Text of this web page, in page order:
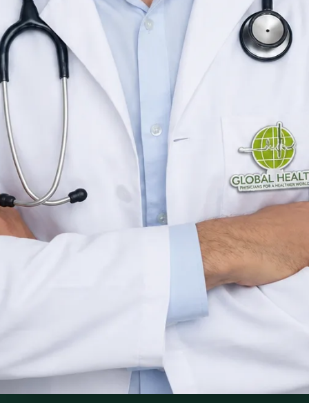
Médico Especialista — Cardiología
Spanish,
English
Registrado en Spain
Consulta online disponible
Perfil
verificado
Elegir hora con Fidel
Médico Especialista — Cardiología
Consultas de medicina general
Citas online